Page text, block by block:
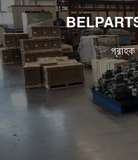
গ্রাহক